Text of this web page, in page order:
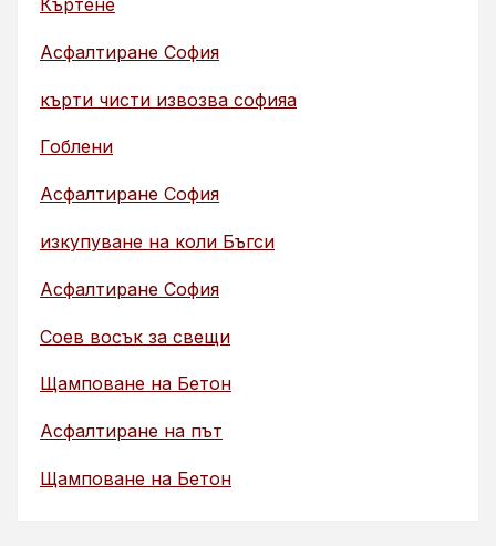
Къртене
Асфалтиране София
кърти чисти извозва софияа
Гоблени
Асфалтиране София
изкупуване на коли Бъгси
Асфалтиране София
Соев восък за свещи
Щамповане на Бетон
Асфалтиране на път
Щамповане на Бетон